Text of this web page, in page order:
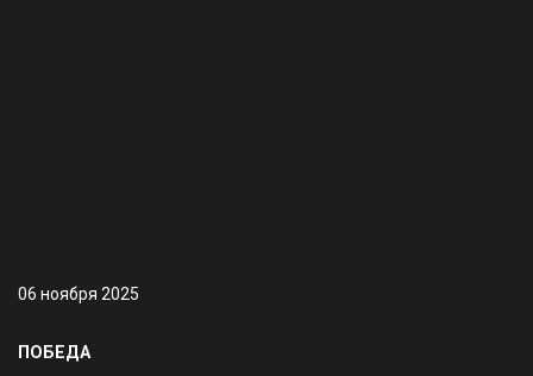
06 ноября 2025
ПОБЕДА